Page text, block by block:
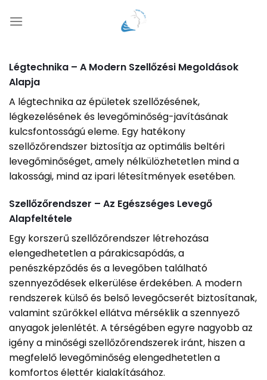
Légtechnika – A Modern Szellőzési Megoldások
Alapja
A légtechnika az épületek szellőzésének,
légkezelésének és levegőminőség-javításának
kulcsfontosságú eleme. Egy hatékony
szellőzőrendszer biztosítja az optimális beltéri
levegőminőséget, amely nélkülözhetetlen mind a
lakossági, mind az ipari létesítmények esetében.
Szellőzőrendszer – Az Egészséges Levegő
Alapfeltétele
Egy korszerű szellőzőrendszer létrehozása
elengedhetetlen a párakicsapódás, a
penészképződés és a levegőben található
szennyeződések elkerülése érdekében. A modern
rendszerek külső és belső levegőcserét biztosítanak,
valamint szűrőkkel ellátva mérséklik a szennyező
anyagok jelenlétét. A térségében egyre nagyobb az
igény a minőségi szellőzőrendszerek iránt, hiszen a
megfelelő levegőminőség elengedhetetlen a
komfortos élettér kialakításához.